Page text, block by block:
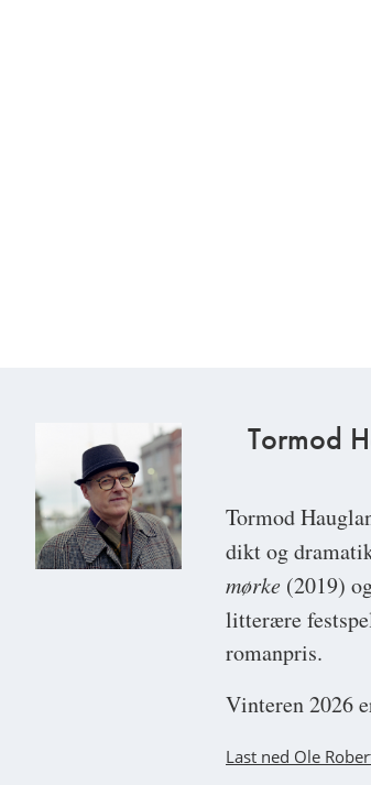
Tormod
Tormod
dikt og
mørke (2019)
litterære
romanpris.
Vinteren 2026
Last ned Ole